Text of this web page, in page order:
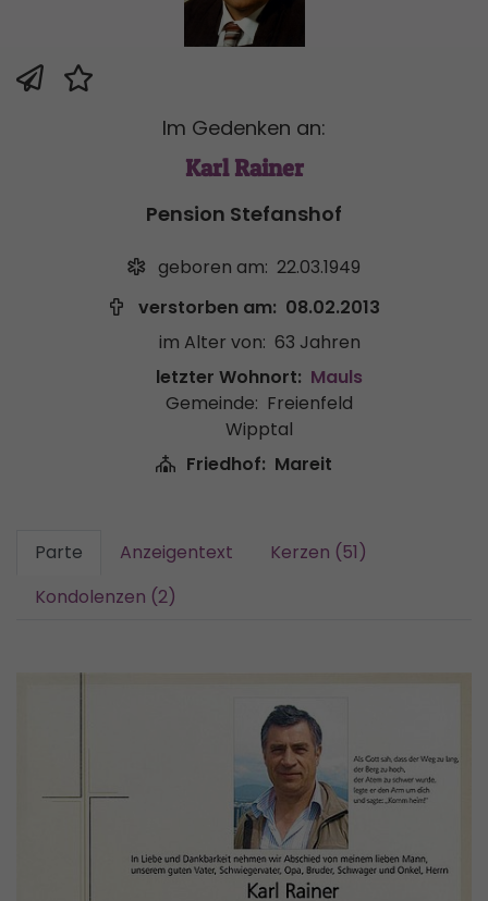
Im Gedenken an:
Karl Rainer
Pension Stefanshof
geboren am: 22.03.1949
verstorben am: 08.02.2013
im Alter von: 63 Jahren
letzter Wohnort: Mauls
Gemeinde: Freienfeld
Wipptal
Friedhof: Mareit
Parte Anzeigentext
Kerzen (51)
Kondolenzen (2)